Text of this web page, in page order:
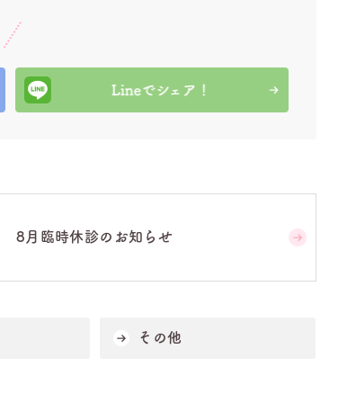
8月臨時休診のお知らせ
その他